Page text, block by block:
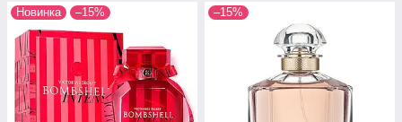
Новинка –15% –15%